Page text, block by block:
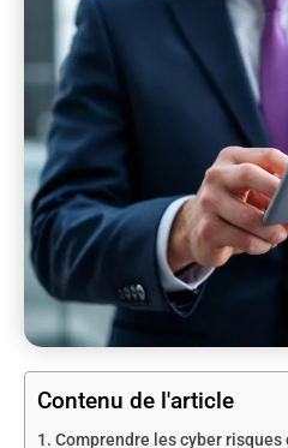
Contenu de l'article
Comprendre les cyber risques